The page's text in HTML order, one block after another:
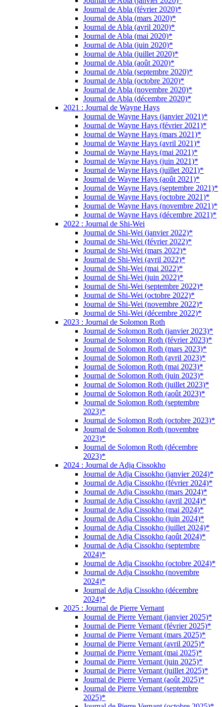
Journal de Abla (février 2020)*
Journal de Abla (mars 2020)*
Journal de Abla (avril 2020)*
Journal de Abla (mai 2020)*
Journal de Abla (juin 2020)*
Journal de Abla (juillet 2020)*
Journal de Abla (août 2020)*
Journal de Abla (septembre 2020)*
Journal de Abla (octobre 2020)*
Journal de Abla (novembre 2020)*
Journal de Abla (décembre 2020)*
2021 : Journal de Wayne Hays
Journal de Wayne Hays (janvier 2021)*
Journal de Wayne Hays (février 2021)*
Journal de Wayne Hays (mars 2021)*
Journal de Wayne Hays (avril 2021)*
Journal de Wayne Hays (mai 2021)*
Journal de Wayne Hays (juin 2021)*
Journal de Wayne Hays (juillet 2021)*
Journal de Wayne Hays (août 2021)*
Journal de Wayne Hays (septembre 2021)*
Journal de Wayne Hays (octobre 2021)*
Journal de Wayne Hays (novembre 2021)*
Journal de Wayne Hays (décembre 2021)*
2022 : Journal de Shi-Wei
Journal de Shi-Wei (janvier 2022)*
Journal de Shi-Wei (février 2022)*
Journal de Shi-Wei (mars 2022)*
Journal de Shi-Wei (avril 2022)*
Journal de Shi-Wei (mai 2022)*
Journal de Shi-Wei (juin 2022)*
Journal de Shi-Wei (septembre 2022)*
Journal de Shi-Wei (octobre 2022)*
Journal de Shi-Wei (novembre 2022)*
Journal de Shi-Wei (décembre 2022)*
2023 : Journal de Solomon Roth
Journal de Solomon Roth (janvier 2023)*
Journal de Solomon Roth (février 2023)*
Journal de Solomon Roth (mars 2023)*
Journal de Solomon Roth (avril 2023)*
Journal de Solomon Roth (mai 2023)*
Journal de Solomon Roth (juin 2023)*
Journal de Solomon Roth (juillet 2023)*
Journal de Solomon Roth (août 2023)*
Journal de Solomon Roth (septembre
2023)*
Journal de Solomon Roth (octobre 2023)*
Journal de Solomon Roth (novembre
2023)*
Journal de Solomon Roth (décembre
2023)*
2024 : Journal de Adja Cissokho
Journal de Adja Cissokho (janvier 2024)*
Journal de Adja Cissokho (février 2024)*
Journal de Adja Cissokho (mars 2024)*
Journal de Adja Cissokho (avril 2024)*
Journal de Adja Cissokho (mai 2024)*
Journal de Adja Cissokho (juin 2024)*
Journal de Adja Cissokho (juillet 2024)*
Journal de Adja Cissokho (août 2024)*
Journal de Adja Cissokho (septembre
2024)*
Journal de Adja Cissokho (octobre 2024)*
Journal de Adja Cissokho (novembre
2024)*
Journal de Adja Cissokho (décembre
2024)*
2025 : Journal de Pierre Vernant
Journal de Pierre Vernant (janvier 2025)*
Journal de Pierre Vernant (février 2025)*
Journal de Pierre Vernant (mars 2025)*
Journal de Pierre Vernant (avril 2025)*
Journal de Pierre Vernant (mai 2025)*
Journal de Pierre Vernant (juin 2025)*
Journal de Pierre Vernant (juillet 2025)*
Journal de Pierre Vernant (août 2025)*
Journal de Pierre Vernant (septembre
2025)*